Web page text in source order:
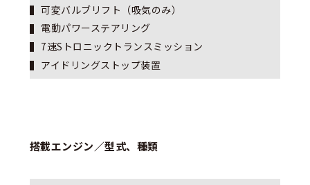
可変バルブリフト（吸気のみ）
電動パワーステアリング
7速Sトロニックトランスミッション
アイドリングストップ装置
搭載エンジン／型式、種類